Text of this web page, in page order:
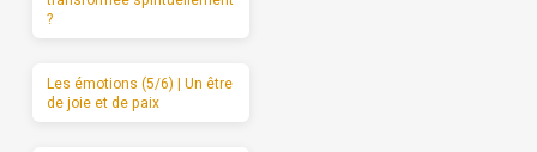
?
Les émotions (5/6) | Un être
de joie et de paix